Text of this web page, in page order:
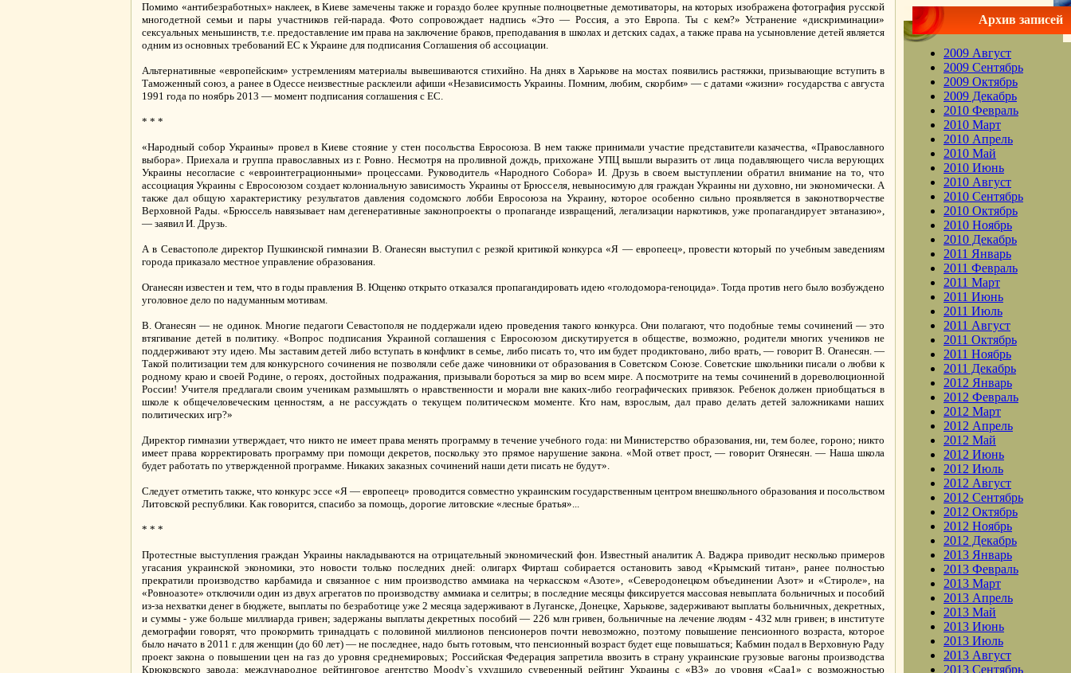
Помимо «антибезработных» наклеек, в Киеве замечены также и гораздо более крупные полноцветные демотиваторы, на которых изображена фотография русской
многодетной семьи и пары участников гей-парада. Фото сопровождает надпись «Это — Россия, а это Европа. Ты с кем?» Устранение «дискриминации»
сексуальных меньшинств, т.е. предоставление им права на заключение браков, преподавания в школах и детских садах, а также права на усыновление детей является
одним из основных требований ЕС к Украине для подписания Соглашения об ассоциации.
Альтернативные «европейским» устремлениям материалы вывешиваются стихийно. На днях в Харькове на мостах появились растяжки, призывающие вступить в
Таможенный союз, а ранее в Одессе неизвестные расклеили афиши «Независимость Украины. Помним, любим, скорбим» — с датами «жизни» государства с августа
1991 года по ноябрь 2013 — момент подписания соглашения с ЕС.
* * *
«Народный собор Украины» провел в Киеве стояние у стен посольства Евросоюза. В нем также принимали участие представители казачества, «Православного
выбора». Приехала и группа православных из г. Ровно. Несмотря на проливной дождь, прихожане УПЦ вышли выразить от лица подавляющего числа верующих
Украины несогласие с «евроинтеграционными» процессами. Руководитель «Народного Собора» И. Друзь в своем выступлении обратил внимание на то, что
ассоциация Украины с Евросоюзом создает колониальную зависимость Украины от Брюсселя, невыносимую для граждан Украины ни духовно, ни экономически. А
также дал общую характеристику результатов давления содомского лобби Евросоюза на Украину, которое особенно сильно проявляется в законотворчестве
Верховной Рады. «Брюссель навязывает нам дегенеративные законопроекты о пропаганде извращений, легализации наркотиков, уже пропагандирует эвтаназию»,
— заявил И. Друзь.
А в Севастополе директор Пушкинской гимназии В. Оганесян выступил с резкой критикой конкурса «Я — европеец», провести который по учебным заведениям
города приказало местное управление образования.
Оганесян известен и тем, что в годы правления В. Ющенко открыто отказался пропагандировать идею «голодомора-геноцида». Тогда против него было возбуждено
уголовное дело по надуманным мотивам.
В. Оганесян — не одинок. Многие педагоги Севастополя не поддержали идею проведения такого конкурса. Они полагают, что подобные темы сочинений — это
втягивание детей в политику. «Вопрос подписания Украиной соглашения с Евросоюзом дискутируется в обществе, возможно, родители многих учеников не
поддерживают эту идею. Мы заставим детей либо вступать в конфликт в семье, либо писать то, что им будет продиктовано, либо врать, — говорит В. Оганесян. —
Такой политизации тем для конкурсного сочинения не позволяли себе даже чиновники от образования в Советском Союзе. Советские школьники писали о любви к
родному краю и своей Родине, о героях, достойных подражания, призывали бороться за мир во всем мире. А посмотрите на темы сочинений в дореволюционной
России! Учителя предлагали своим ученикам размышлять о нравственности и морали вне каких-либо географических привязок. Ребенок должен приобщаться в
школе к общечеловеческим ценностям, а не рассуждать о текущем политическом моменте. Кто нам, взрослым, дал право делать детей заложниками наших
политических игр?»
Директор гимназии утверждает, что никто не имеет права менять программу в течение учебного года: ни Министерство образования, ни, тем более, гороно; никто
имеет права корректировать программу при помощи декретов, поскольку это прямое нарушение закона. «Мой ответ прост, — говорит Огянесян. — Наша школа
будет работать по утвержденной программе. Никаких заказных сочинений наши дети писать не будут».
Следует отметить также, что конкурс эссе «Я — европеец» проводится совместно украинским государственным центром внешкольного образования и посольством
Литовской республики. Как говорится, спасибо за помощь, дорогие литовские «лесные братья»...
* * *
Протестные выступления граждан Украины накладываются на отрицательный экономический фон. Известный аналитик А. Ваджра приводит несколько примеров
угасания украинской экономики, это новости только последних дней: олигарх Фирташ собирается остановить завод «Крымский титан», ранее полностью
прекратили производство карбамида и связанное с ним производство аммиака на черкасском «Азоте», «Северодонецком объединении Азот» и «Стироле», на
«Ровноазоте» отключили один из двух агрегатов по производству аммиака и селитры; в последние месяцы фиксируется массовая невыплата больничных и пособий
из-за нехватки денег в бюджете, выплаты по безработице уже 2 месяца задерживают в Луганске, Донецке, Харькове, задерживают выплаты больничных, декретных,
и суммы - уже больше миллиарда гривен; задержаны выплаты декретных пособий — 226 млн гривен, больничные на лечение людям - 432 млн гривен; в институте
демографии говорят, что прокормить тринадцать с половиной миллионов пенсионеров почти невозможно, поэтому повышение пенсионного возраста, которое
было начато в 2011 г. для женщин (до 60 лет) — не последнее, надо быть готовым, что пенсионный возраст будет еще повышаться; Кабмин подал в Верховную Раду
проект закона о повышении цен на газ до уровня среднемировых; Российская Федерация запретила ввозить в страну украинские грузовые вагоны производства
Крюковского завода; международное рейтинговое агентство Moody`s ухудшило суверенный рейтинг Украины с «B3» до уровня «Caa1» с возможностью
Архив записей
2009 Август
2009 Сентябрь
2009 Октябрь
2009 Декабрь
2010 Февраль
2010 Март
2010 Апрель
2010 Май
2010 Июнь
2010 Август
2010 Сентябрь
2010 Октябрь
2010 Ноябрь
2010 Декабрь
2011 Январь
2011 Февраль
2011 Март
2011 Июнь
2011 Июль
2011 Август
2011 Октябрь
2011 Ноябрь
2011 Декабрь
2012 Январь
2012 Февраль
2012 Март
2012 Апрель
2012 Май
2012 Июнь
2012 Июль
2012 Август
2012 Сентябрь
2012 Октябрь
2012 Ноябрь
2012 Декабрь
2013 Январь
2013 Февраль
2013 Март
2013 Апрель
2013 Май
2013 Июнь
2013 Июль
2013 Август
2013 Сентябрь